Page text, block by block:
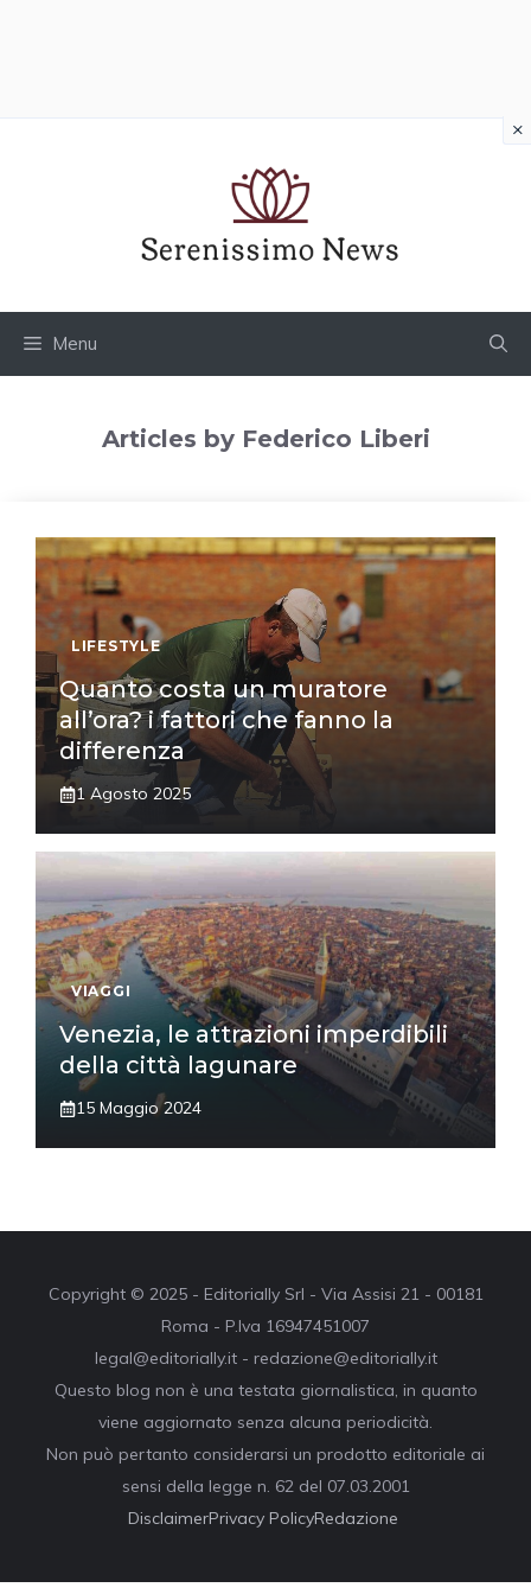
Menu
Articles by Federico Liberi
LIFESTYLE
Quanto costa un muratore
all’ora? i fattori che fanno la
differenza
1 Agosto 2025
VIAGGI
Venezia, le attrazioni imperdibili
della città lagunare
15 Maggio 2024
Copyright © 2025 - Editorially Srl - Via Assisi 21 - 00181
Roma - P.Iva 16947451007
legal@editorially.it - redazione@editorially.it
Questo blog non è una testata giornalistica, in quanto
viene aggiornato senza alcuna periodicità.
Non può pertanto considerarsi un prodotto editoriale ai
sensi della legge n. 62 del 07.03.2001
DisclaimerPrivacy PolicyRedazione
×